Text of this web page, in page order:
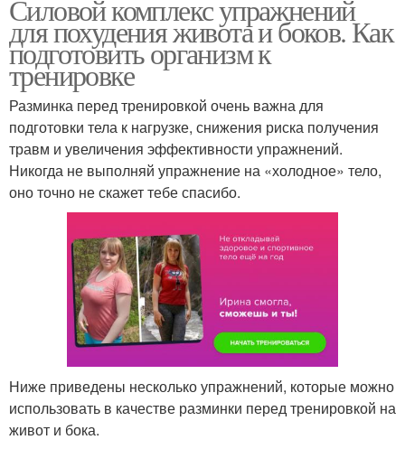
Силовой комплекс упражнений
для похудения живота и боков. Как
подготовить организм к
тренировке
Разминка перед тренировкой очень важна для
подготовки тела к нагрузке, снижения риска получения
травм и увеличения эффективности упражнений.
Никогда не выполняй упражнение на «холодное» тело,
оно точно не скажет тебе спасибо.
Ниже приведены несколько упражнений, которые можно
использовать в качестве разминки перед тренировкой на
живот и бока.